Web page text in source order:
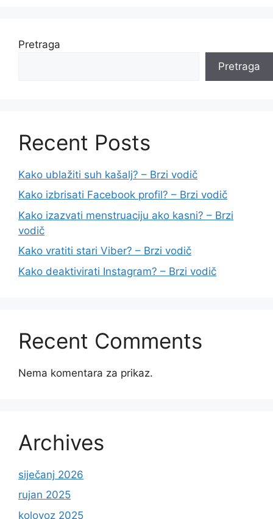
Pretraga
Pretraga
Recent Posts
Kako ublažiti suh kašalj? – Brzi vodič
Kako izbrisati Facebook profil? – Brzi vodič
Kako izazvati menstruaciju ako kasni? – Brzi
vodič
Kako vratiti stari Viber? – Brzi vodič
Kako deaktivirati Instagram? – Brzi vodič
Recent Comments
Nema komentara za prikaz.
Archives
siječanj 2026
rujan 2025
kolovoz 2025